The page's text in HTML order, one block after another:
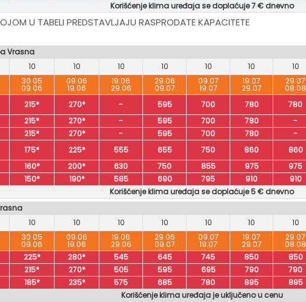
Korišćenje klima uređaja se doplaćuje 7 € dnevno
U TABELI PREDSTAVLJAJU RASPRODATE KAPACITETE
Vrasna
10 10 10 10 10 10 10
30.05
09.06
09.06
19.06
19.06
29.06
29.06
09.07
09.07
19.07
19.07
29.07
29.07
08.08
215* 270* - 595 700 780 780
215* 270* - 595 700 780 -
215* 270* - 595 700 780 -
175* 225* 555 655 750 860 860
160* 200* 630 750 855 975 975
150* 190* 585 690 795 910 910
Korišćenje klima uređaja se doplaćuje 5 € dnevno
10 10 10 10 10 10 10
30.05
09.06
09.06
19.06
19.06
29.06
29.06
09.07
09.07
19.07
19.07
29.07
29.07
08.08
225* 280* 545 645 745 850 850
215* 270* 505 595 695 790 790
185* 235* 575 685 780 895 895
Korišćenje klima uređaja je uključeno u cenu